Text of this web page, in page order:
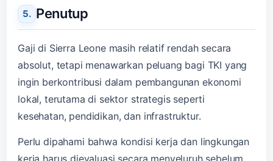
Penutup
Gaji di Sierra Leone masih relatif rendah secara
absolut, tetapi menawarkan peluang bagi TKI yang
ingin berkontribusi dalam pembangunan ekonomi
lokal, terutama di sektor strategis seperti
kesehatan, pendidikan, dan infrastruktur.
Perlu dipahami bahwa kondisi kerja dan lingkungan
kerja harus dievaluasi secara menyeluruh sebelum